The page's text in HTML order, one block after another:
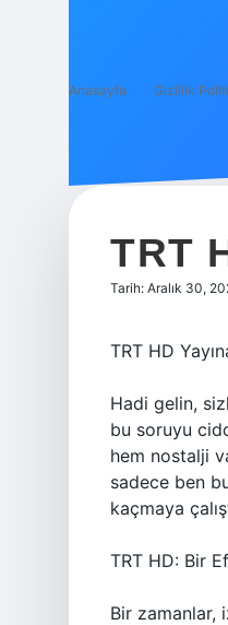
Anasayfa Gizlilik
TRT
Tarih: Aralık 30,
TRT HD
Hadi gelin,
bu soruyu
hem nostalji
sadece ben
kaçmaya
TRT HD: Bir
Bir zamanlar,